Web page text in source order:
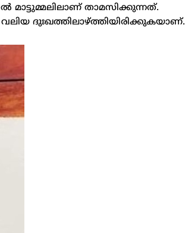
മാട്ടുമ്മലിലാണ് താമസിക്കുന്നത്.
ദുഃഖത്തിലാഴ്ത്തിയിരിക്കുകയാണ്.